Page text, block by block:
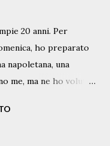
20 anni. Per
ho preparato
napoletana, una
me, ma ne ho voluto
diciamo un ragù "